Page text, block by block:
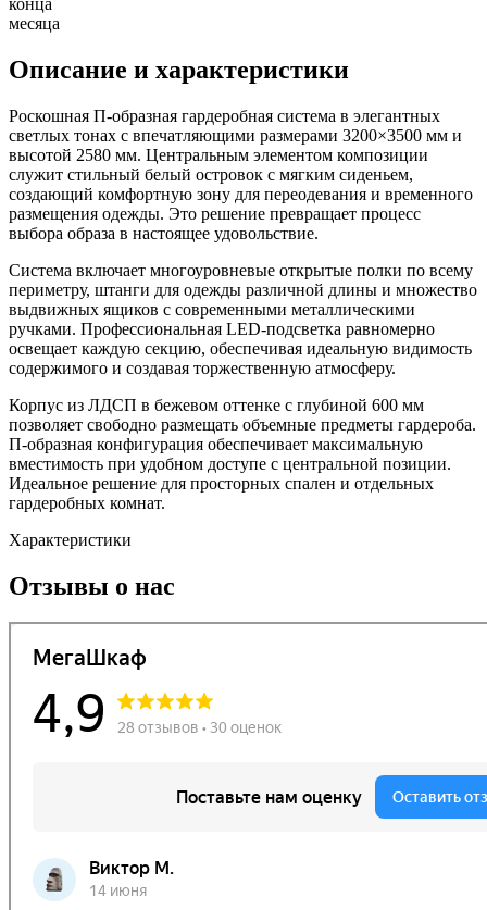
месяца
Описание и характеристики
Роскошная П-образная гардеробная система в элегантных
светлых тонах с впечатляющими размерами 3200×3500 мм и
высотой 2580 мм. Центральным элементом композиции
служит стильный белый островок с мягким сиденьем,
создающий комфортную зону для переодевания и временного
размещения одежды. Это решение превращает процесс
выбора образа в настоящее удовольствие.
Система включает многоуровневые открытые полки по всему
периметру, штанги для одежды различной длины и множество
выдвижных ящиков с современными металлическими
ручками. Профессиональная LED-подсветка равномерно
освещает каждую секцию, обеспечивая идеальную видимость
содержимого и создавая торжественную атмосферу.
Корпус из ЛДСП в бежевом оттенке с глубиной 600 мм
позволяет свободно размещать объемные предметы гардероба.
П-образная конфигурация обеспечивает максимальную
вместимость при удобном доступе с центральной позиции.
Идеальное решение для просторных спален и отдельных
гардеробных комнат.
Характеристики
Отзывы о нас